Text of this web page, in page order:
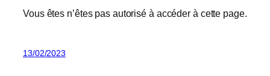
Vous êtes n’êtes pas autorisé à accéder à cette page.
13/02/2023